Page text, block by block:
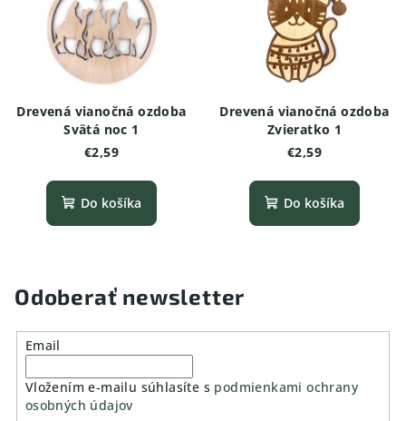
Drevená vianočná ozdoba
Svätá noc 1
€2,59
Do košíka
Drevená vianočná ozdoba
Zvieratko 1
€2,59
Do košíka
Odoberať newsletter
Email
Vložením e-mailu súhlasíte s podmienkami ochrany
osobných údajov